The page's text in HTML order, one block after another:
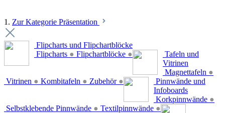
1. Zur Kategorie Präsentation
Flipcharts und Flipchartblöcke
Flipcharts ● Flipchartblöcke ●
Tafeln und
Vitrinen
Magnettafeln ●
Vitrinen ● Kombitafeln ● Zubehör ●
Pinnwände und
Infoboards
Korkpinnwände ●
Selbstklebende Pinnwände ● Textilpinnwände ●